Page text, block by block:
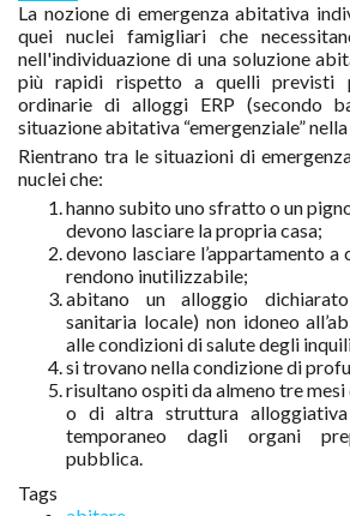
La nozione di emergenza abitativa
quei nuclei famigliari che
nell'individuazione di una soluzione
più rapidi rispetto a quelli previsti
ordinarie di alloggi ERP (secondo
situazione abitativa “emergenziale”
Rientrano tra le situazioni di
nuclei che:
hanno subito uno sfratto o un
devono lasciare la propria casa;
devono lasciare l’appartamento a
rendono inutilizzabile;
abitano un alloggio dichiarato
sanitaria locale) non idoneo
alle condizioni di salute degli
si trovano nella condizione di
risultano ospiti da almeno tre
o di altra struttura
temporaneo dagli organi
pubblica.
Tags